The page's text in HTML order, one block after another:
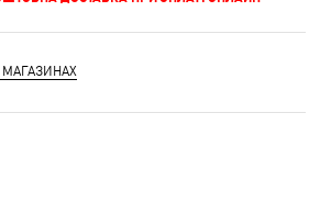
МАГАЗИНАХ